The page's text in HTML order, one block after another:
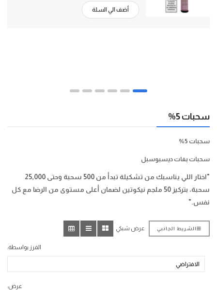
أضف الي السلة
سحبات 5%
سحبات 5%
سحبات بفات ديسبوسبل
"اختار اللي يناسبك من تشكيلة تبدأ من 500 سحبة وحتى 25,000
سحبة، بتركيز 50 ملجم نيكوتين لضمان أعلى مستوى من الرضا مع كل
نفس."
الشريط الجانبي عرض شبكي
الفرز بواسطة:
عرض: